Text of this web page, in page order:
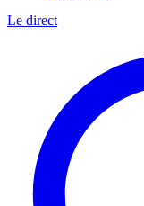
Le direct